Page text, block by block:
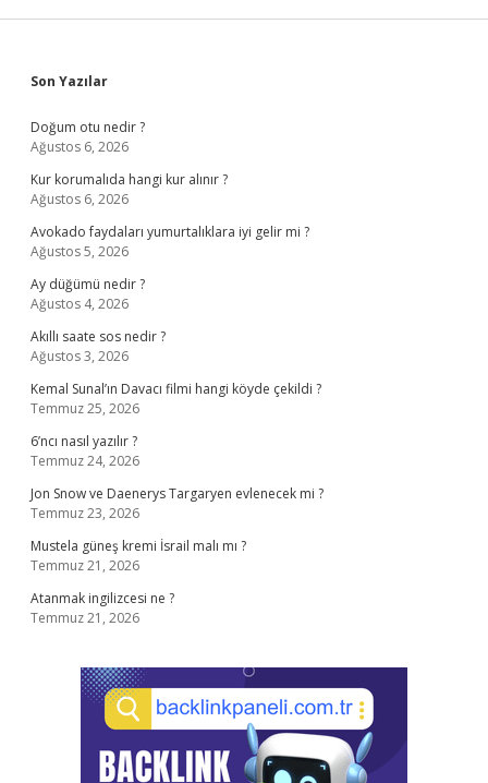
Sidebar
Son Yazılar
Doğum otu nedir ?
Ağustos 6, 2026
Kur korumalıda hangi kur alınır ?
Ağustos 6, 2026
Avokado faydaları yumurtalıklara iyi gelir mi ?
Ağustos 5, 2026
Ay düğümü nedir ?
Ağustos 4, 2026
Akıllı saate sos nedir ?
Ağustos 3, 2026
Kemal Sunal’ın Davacı filmi hangi köyde çekildi ?
Temmuz 25, 2026
6’ncı nasıl yazılır ?
Temmuz 24, 2026
Jon Snow ve Daenerys Targaryen evlenecek mi ?
Temmuz 23, 2026
Mustela güneş kremi İsrail malı mı ?
Temmuz 21, 2026
Atanmak ingilizcesi ne ?
Temmuz 21, 2026